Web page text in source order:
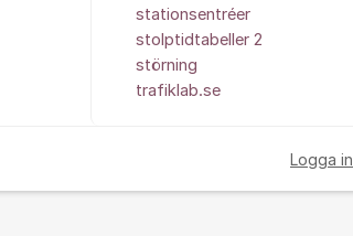
stationsentréer
stolptidtabeller 2
störning
trafiklab.se
Logga in